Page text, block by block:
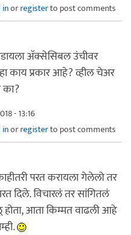
inorregisterto post comments
अ‍ॅक्सेसिबल उंचीवर
काय प्रकार आहे? व्हील चेअर
- 13:16
inorregisterto post comments
परत करायला गेलेलो तर
दिले. विचारलं तर सांगितलं
आता किम्मत वाढली आहे